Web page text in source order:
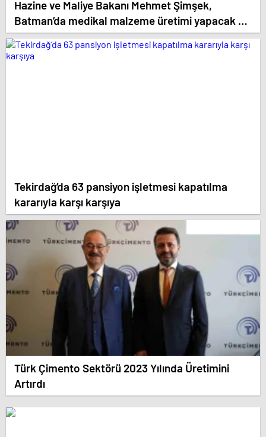
Hazine ve Maliye Bakanı Mehmet Şimşek,
Batman’da medikal malzeme üretimi yapacak bir
fabrikanın açılışını gerçekleştirdi
Tekirdağ’da 63 pansiyon işletmesi kapatılma
kararıyla karşı karşıya
Türk Çimento Sektörü 2023 Yılında Üretimini
Artırdı